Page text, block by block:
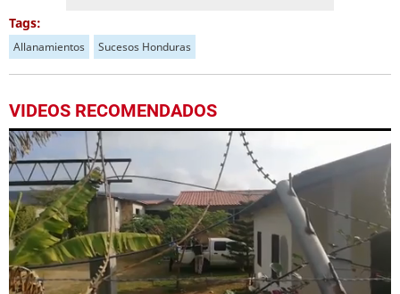
Tags:
Allanamientos Sucesos Honduras
VIDEOS RECOMENDADOS